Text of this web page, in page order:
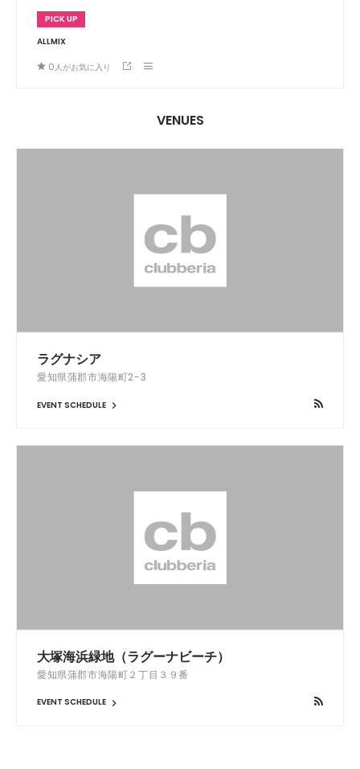
PICK UP
ALLMIX
0 人がお気に入り
VENUES
ラグナシア
愛知県蒲郡市海陽町2-3
EVENT SCHEDULE
大塚海浜緑地（ラグーナビーチ）
愛知県蒲郡市海陽町２丁目３９番
EVENT SCHEDULE